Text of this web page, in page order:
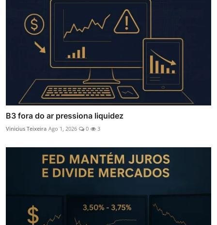
B3 fora do ar pressiona liquidez
Vinicius Teixeira Ago 1, 2026 0 3